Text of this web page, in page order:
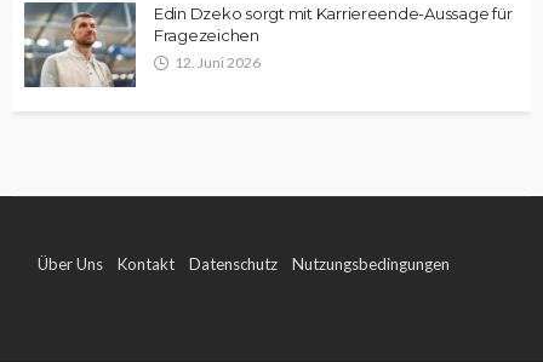
Edin Dzeko sorgt mit Karriereende-Aussage für
Fragezeichen
12. Juni 2026
Über Uns Kontakt Datenschutz Nutzungsbedingungen